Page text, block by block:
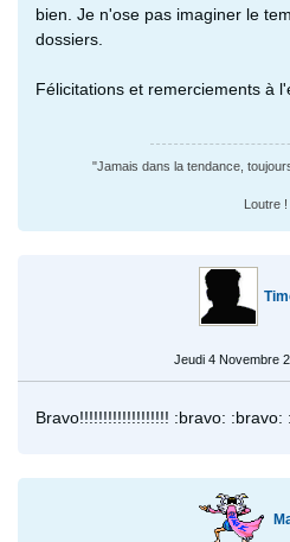
bien. Je n'ose pas imaginer le
dossiers.
Félicitations et remerciements à
"Jamais dans la tendance,
Loutre !
Jeudi 4 Novembre
Bravo!!!!!!!!!!!!!!!!!!! :bravo: :bravo: